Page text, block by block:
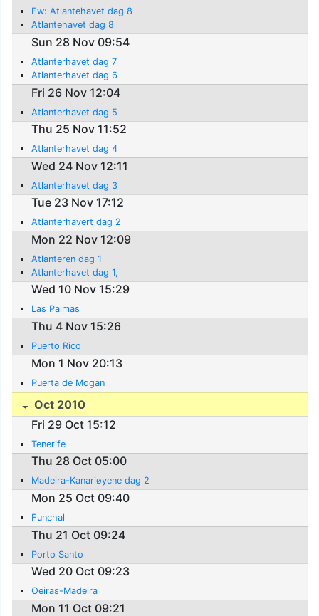
Fw: Atlantehavet dag 8
Atlantehavet dag 8
Sun 28 Nov 09:54
Atlanterhavet dag 7
Atlanterhavet dag 6
Fri 26 Nov 12:04
Atlanterhavet dag 5
Thu 25 Nov 11:52
Atlanterhavet dag 4
Wed 24 Nov 12:11
Atlanterhavet dag 3
Tue 23 Nov 17:12
Atlanterhavert dag 2
Mon 22 Nov 12:09
Atlanteren dag 1
Atlanterhavet dag 1,
Wed 10 Nov 15:29
Las Palmas
Thu 4 Nov 15:26
Puerto Rico
Mon 1 Nov 20:13
Puerta de Mogan
Oct 2010
Fri 29 Oct 15:12
Tenerife
Thu 28 Oct 05:00
Madeira-Kanariøyene dag 2
Mon 25 Oct 09:40
Funchal
Thu 21 Oct 09:24
Porto Santo
Wed 20 Oct 09:23
Oeiras-Madeira
Mon 11 Oct 09:21